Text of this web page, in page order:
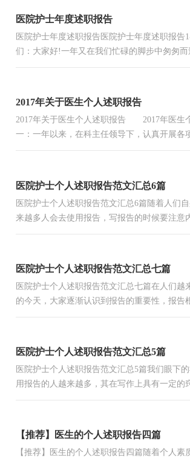
医院护士年度述职报告
医院护士年度述职报告医院护士年度述职报告
们：大家好!一年又在我们忙碌的脚步中匆匆
2017年关于医生个人述职报告
2017年关于医生个人述职报告 2017年医生
一：一年以来，在科主任领导下，认真开展各
医院护士个人述职报告范文汇总6篇
医院护士个人述职报告范文汇总6篇随着人们
来越多人会去使用报告，写报告的时候要注意
医院护士个人述职报告范文汇总七篇
医院护士个人述职报告范文汇总七篇在人们越
的今天，大家逐渐认识到报告的重要性，报告
医院护士个人述职报告范文汇总5篇
医院护士个人述职报告范文汇总5篇我们眼下
用报告的人越来越多，其在写作上具有一定的
【推荐】医生的个人述职报告四篇
【推荐】医生的个人述职报告四篇随着个人素